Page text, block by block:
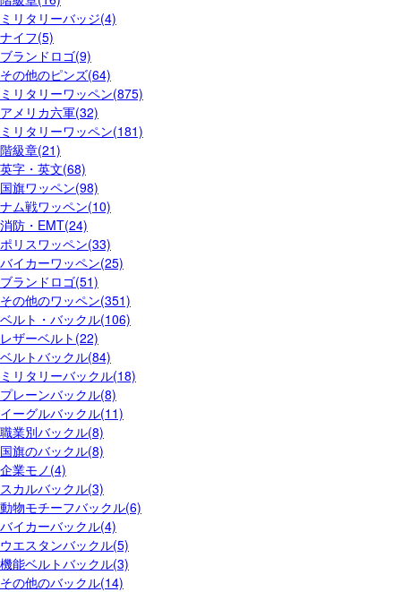
ミリタリーバッジ(4)
ナイフ(5)
ブランドロゴ(9)
その他のピンズ(64)
ミリタリーワッペン(875)
アメリカ六軍(32)
ミリタリーワッペン(181)
階級章(21)
英字・英文(68)
国旗ワッペン(98)
ナム戦ワッペン(10)
消防・EMT(24)
ポリスワッペン(33)
バイカーワッペン(25)
ブランドロゴ(51)
その他のワッペン(351)
ベルト・バックル(106)
レザーベルト(22)
ベルトバックル(84)
ミリタリーバックル(18)
プレーンバックル(8)
イーグルバックル(11)
職業別バックル(8)
国旗のバックル(8)
企業モノ(4)
スカルバックル(3)
動物モチーフバックル(6)
バイカーバックル(4)
ウエスタンバックル(5)
機能ベルトバックル(3)
その他のバックル(14)